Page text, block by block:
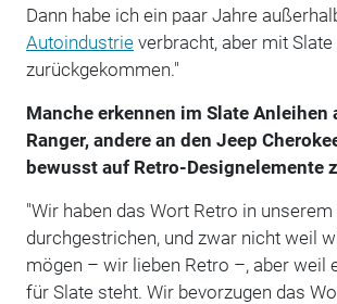
Dann habe ich ein paar Jahre
Autoindustrieverbracht, aber mit
zurückgekommen."
Manche erkennen im Slate Anleihen
Ranger, andere an den Jeep
bewusst auf Retro-Designelemente
"Wir haben das Wort Retro in unserem
durchgestrichen, und zwar nicht weil
mögen – wir lieben Retro –, aber weil
für Slate steht. Wir bevorzugen das